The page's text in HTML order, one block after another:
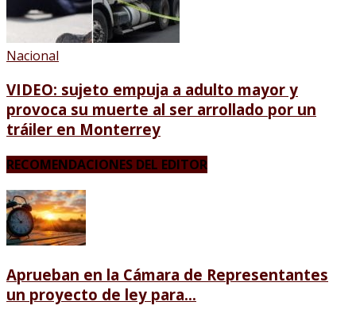
Nacional
VIDEO: sujeto empuja a adulto mayor y
provoca su muerte al ser arrollado por un
tráiler en Monterrey
RECOMENDACIONES DEL EDITOR
Aprueban en la Cámara de Representantes
un proyecto de ley para...